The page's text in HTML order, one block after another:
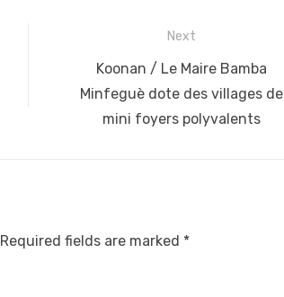
Next
post:
Koonan / Le Maire Bamba
Minfeguè dote des villages de
mini foyers polyvalents
Required fields are marked *